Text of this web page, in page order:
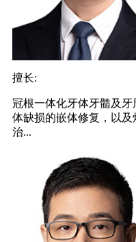
擅长:
冠根一体化牙体牙髓及
体缺损的嵌体修复，以
治...